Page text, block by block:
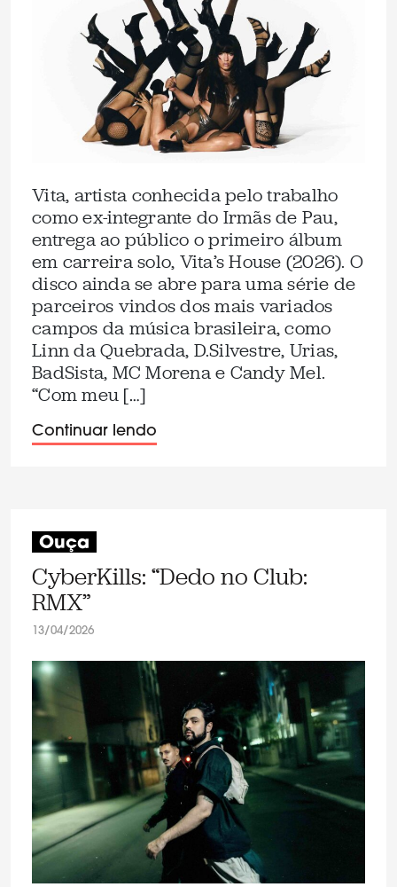
Vita, artista conhecida pelo trabalho
como ex-integrante do Irmãs de Pau,
entrega ao público o primeiro álbum
em carreira solo, Vita’s House (2026). O
disco ainda se abre para uma série de
parceiros vindos dos mais variados
campos da música brasileira, como
Linn da Quebrada, D.Silvestre, Urias,
BadSista, MC Morena e Candy Mel.
“Com meu […]
Continuar lendo
Ouça
CyberKills: “Dedo no Club:
RMX”
13/04/2026